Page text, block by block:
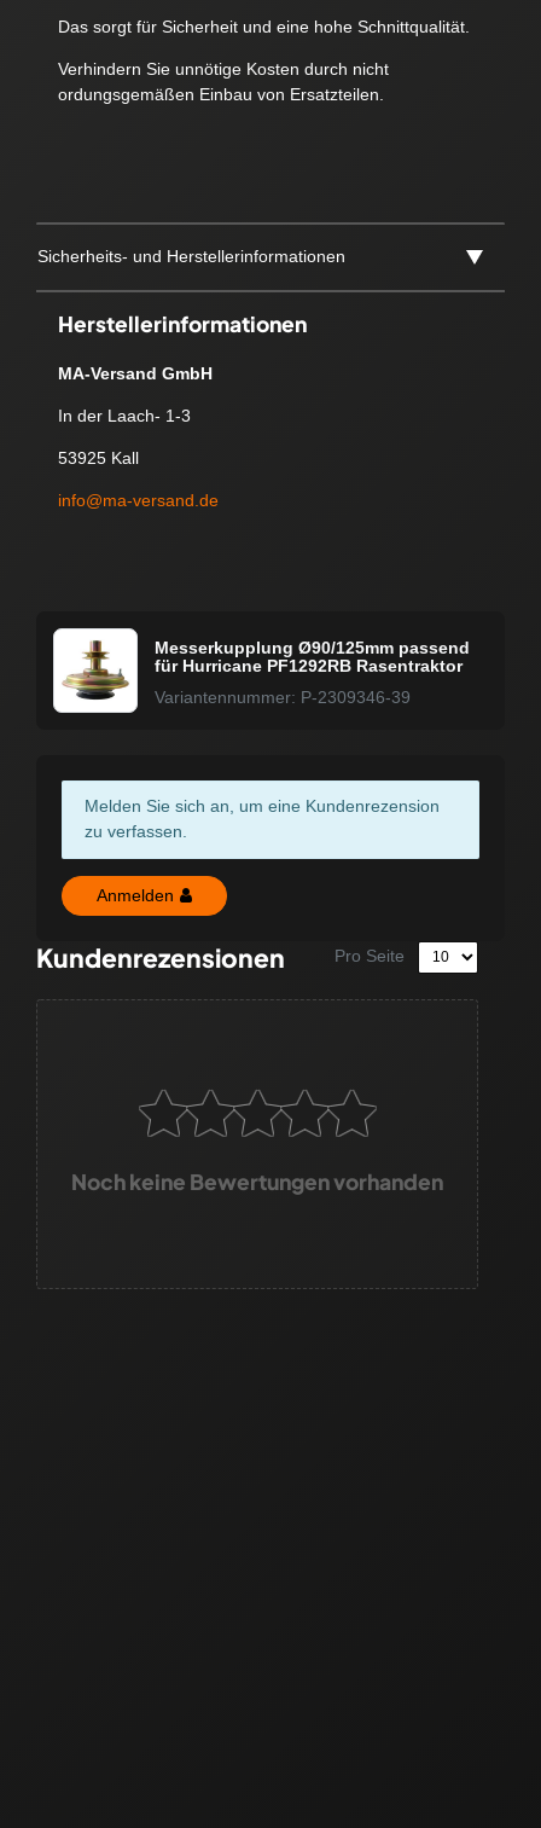
Das sorgt für Sicherheit und eine hohe Schnittqualität.
Verhindern Sie unnötige Kosten durch nicht
ordungsgemäßen Einbau von Ersatzteilen.
Sicherheits- und Herstellerinformationen
Herstellerinformationen
MA-Versand GmbH
In der Laach- 1-3
53925 Kall
info@ma-versand.de
Messerkupplung Ø90/125mm passend
für Hurricane PF1292RB Rasentraktor
Variantennummer: P-2309346-39
Melden Sie sich an, um eine Kundenrezension
zu verfassen.
Anmelden
Kundenrezensionen Pro Seite
Noch keine Bewertungen vorhanden